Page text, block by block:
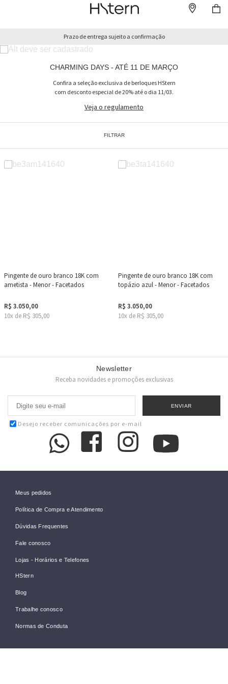
Prazo de entrega sujeito a confirmação
CHARMING DAYS - ATÉ 11 DE MARÇO
Confira a seleção exclusiva de berloques HStern
com desconto especial de 20% até o dia 11/03.
Veja o regulamento
FILTRAR
Pingente de ouro branco 18K com
ametista - Menor - Facetados
R$ 3.050,00
10x de R$ 305,00
Pingente de ouro branco 18K com
topázio azul - Menor - Facetados
R$ 3.050,00
10x de R$ 305,00
Newsletter
Receba novidades e promoções exclusivas
Desejo receber comunicações por e-mail
Meus pedidos
Política de Compra e Atendimento
Dúvidas Frequentes
Fale conosco
Lojas - Horários e Telefones
HStern
Blog
Trabalhe conosco
Normas de Conduta